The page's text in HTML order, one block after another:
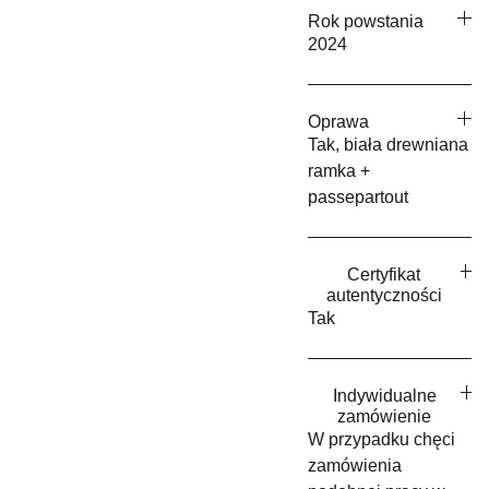
Rok powstania
2024
Oprawa
Tak, biała drewniana
ramka +
passepartout
Certyfikat
autentyczności
Tak
Indywidualne
zamówienie
W przypadku chęci
zamówienia